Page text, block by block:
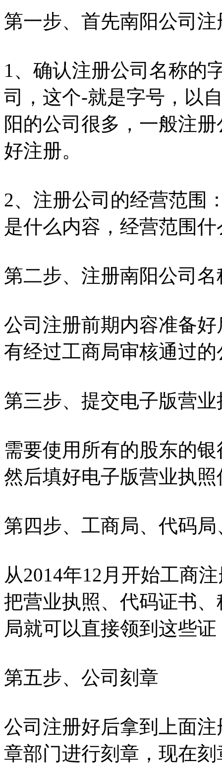
第一步、首先南阳公司
1、确认注册公司名称的
司，这个-就是字号，以
阳的公司很多，一般注
好注册。
2、注册公司的经营范围
是什么内容，经营范围
第二步、注册南阳公司
公司注册前期内容准备
有经过工商局审核通过
第三步、提交电子版营
需要使用所有的股东的
然后填好电子版营业执
第四步、工商局、代码
从2014年12月开始工商
把营业执照、代码证书
局就可以直接领到这些
第五步、公司刻章
公司注册好后拿到上面
章部门进行刻章，现在